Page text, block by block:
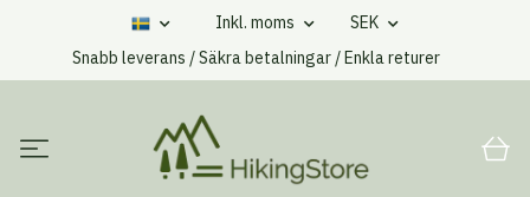
Inkl. moms
SEK
Snabb leverans / Säkra betalningar / Enkla returer